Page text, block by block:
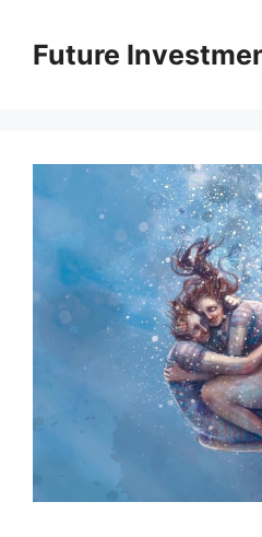
вмістуFuture